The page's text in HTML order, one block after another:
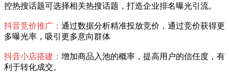
控热搜话题可选择相关热搜话题，打造企业排名曝光引流。
抖音竞价推广： 通过数据分析精准投放竞价，通过竞价获得更
多曝光率，吸引更多意向群体
抖音小店搭建： 增加商品入池的概率，提高用户的信任度，有
利于转化成交。